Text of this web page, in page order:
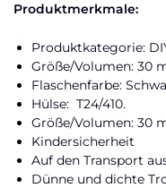
Produktmerkmale:
Produktkategorie:
Größe/Volumen: 30
Flaschenfarbe:
Hülse: T24/410.
Größe/Volumen: 30
Kindersicherheit
Auf den Transport
Dünne und dichte